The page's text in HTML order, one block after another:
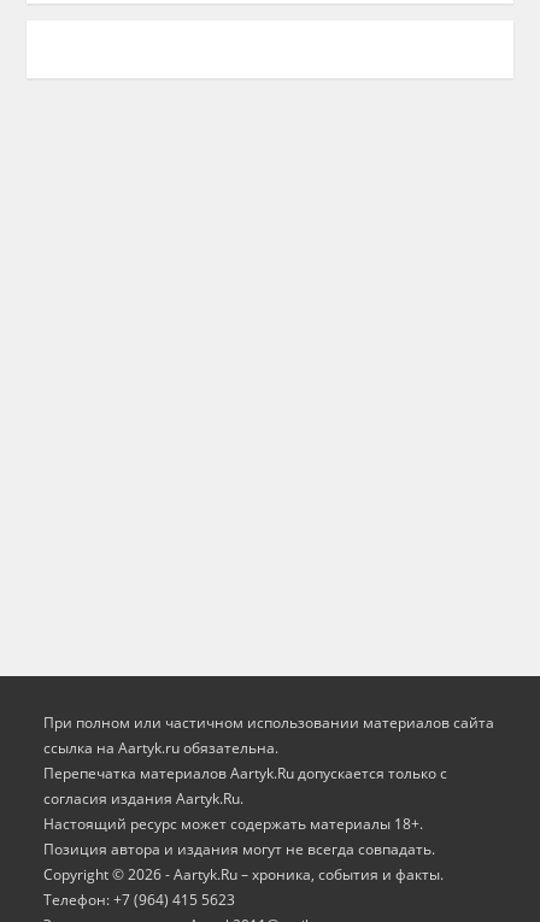
При полном или частичном использовании материалов сайта
ссылка на Aartyk.ru oбязательна.
Перепечатка материалов Aartyk.Ru допускается только с
согласия издания Aartyk.Ru.
Настоящий ресурс может содержать материалы 18+.
Позиция автора и издания могут не всегда совпадать.
Copyright © 2026 - Aartyk.Ru – хроника, события и факты.
Телефон: +7 (964) 415 5623